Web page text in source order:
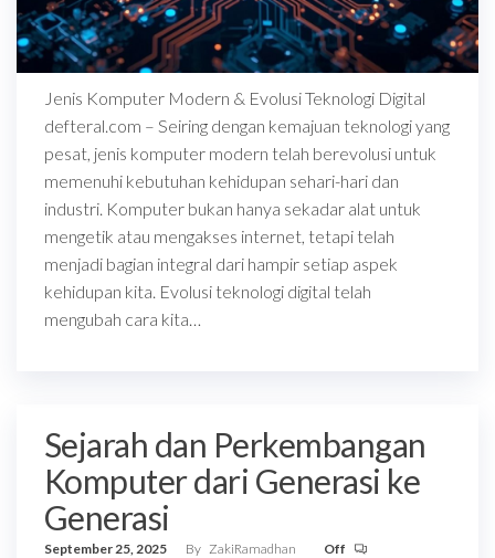
Jenis Komputer Modern & Evolusi Teknologi Digital
defteral.com – Seiring dengan kemajuan teknologi yang
pesat, jenis komputer modern telah berevolusi untuk
memenuhi kebutuhan kehidupan sehari-hari dan
industri. Komputer bukan hanya sekadar alat untuk
mengetik atau mengakses internet, tetapi telah
menjadi bagian integral dari hampir setiap aspek
kehidupan kita. Evolusi teknologi digital telah
mengubah cara kita…
Sejarah dan Perkembangan
Komputer dari Generasi ke
Generasi
September 25, 2025 By ZakiRamadhan Off